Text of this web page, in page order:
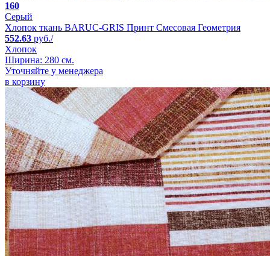
160
Серый
Хлопок ткань BARUC-GRIS Принт Смесовая Геометрия
552.63 руб./
Хлопок
Ширина: 280 см.
Уточняйте у менеджера
в корзину